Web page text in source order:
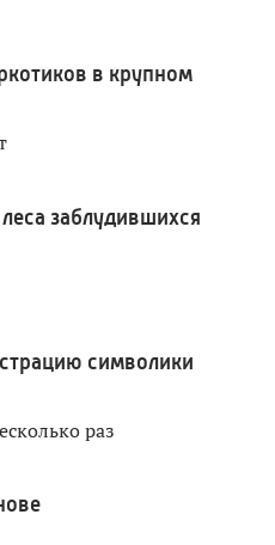
в крупном
заблудившихся
символики
раз